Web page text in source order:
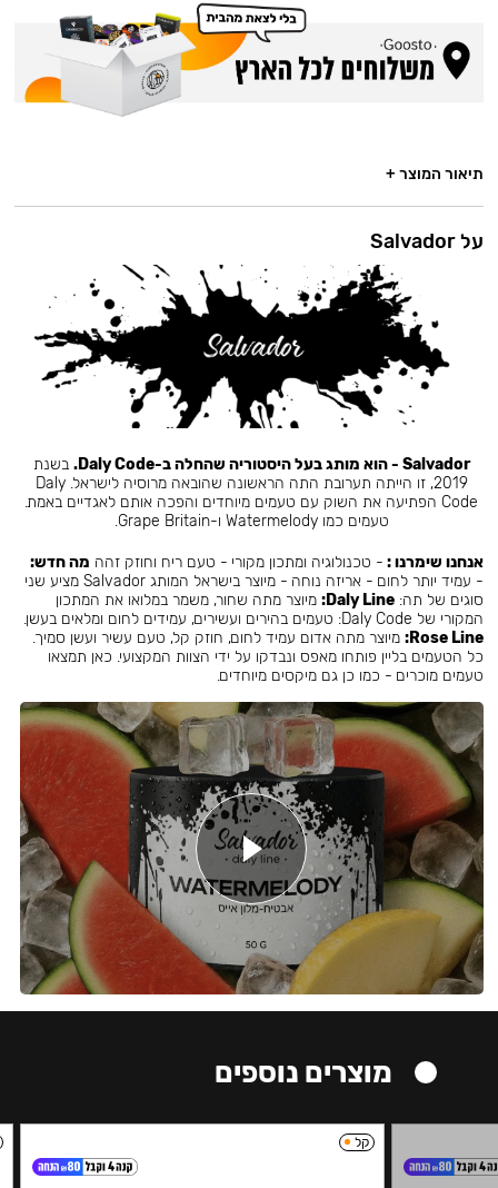
תיאור המוצר +
על Salvador
Salvador - הוא מותג בעל היסטוריה שהחלה ב-Daly Code.
בשנת
2019, זו הייתה תערובת התה הראשונה שהובאה מרוסיה לישראל. Daly
Code הפתיעה את השוק עם טעמים מיוחדים והפכה אותם לאגדיים באמת.
טעמים כמו Watermelody ו-Grape Britain.
אנחנו שימרנו : - טכנולוגיה ומתכון מקורי - טעם ריח וחוזק זהה מה חדש:
- עמיד יותר לחום - אריזה נוחה - מיוצר בישראל המותג Salvador מציע שני
סוגים של תה:Daly Line: מיוצר מתה שחור, משמר במלואו את המתכון
המקורי של Daly Code: טעמים בהירים ועשירים, עמידים לחום ומלאים בעשן.
Rose Line: מיוצר מתה אדום עמיד לחום, חוזק קל, טעם עשיר ועשן סמיך.
כל הטעמים בליין פותחו מאפס ונבדקו על ידי הצוות המקצועי. כאן תמצאו
טעמים מוכרים - כמו כן גם מיקסים מיוחדים.
מוצרים נוספים
קל